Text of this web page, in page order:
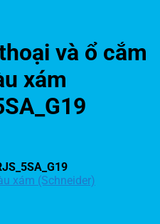
và ổ cắm
xám
xám (Schneider)